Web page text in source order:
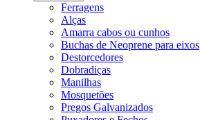
Ferragens
Alças
Amarra cabos ou cunhos
Buchas de Neoprene para eixos
Destorcedores
Dobradiças
Manilhas
Mosquetões
Pregos Galvanizados